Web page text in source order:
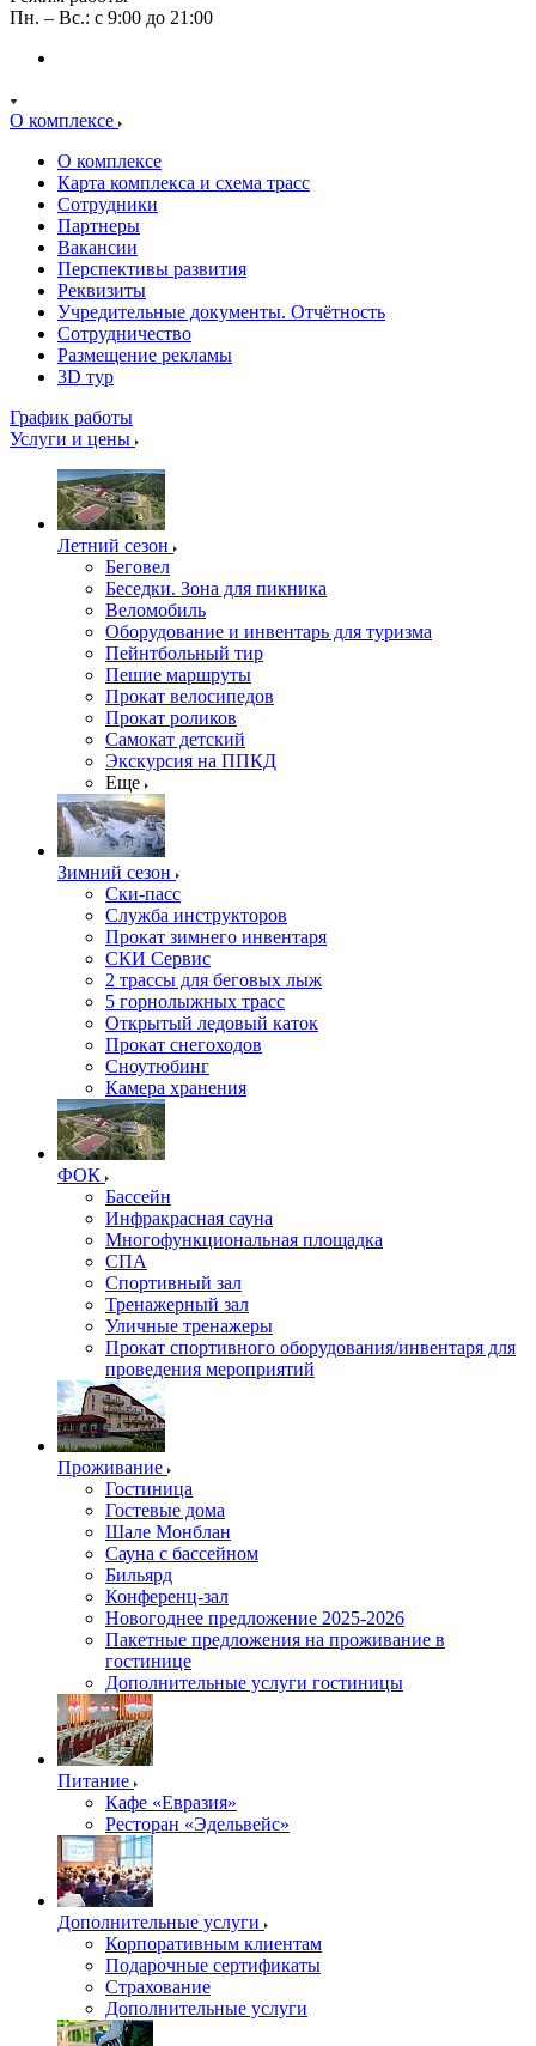
Пн. – Вс.: с 9:00 до 21:00
О комплексе
О комплексе
Карта комплекса и схема трасс
Сотрудники
Партнеры
Вакансии
Перспективы развития
Реквизиты
Учредительные документы. Отчётность
Сотрудничество
Размещение рекламы
3D тур
График работы
Услуги и цены
Летний сезон
Беговел
Беседки. Зона для пикника
Веломобиль
Оборудование и инвентарь для туризма
Пейнтбольный тир
Пешие маршруты
Прокат велосипедов
Прокат роликов
Самокат детский
Экскурсия на ППКД
Еще
Зимний сезон
Ски-пасс
Служба инструкторов
Прокат зимнего инвентаря
СКИ Сервис
2 трассы для беговых лыж
5 горнолыжных трасс
Открытый ледовый каток
Прокат снегоходов
Сноутюбинг
Камера хранения
ФОК
Бассейн
Инфракрасная сауна
Многофункциональная площадка
СПА
Спортивный зал
Тренажерный зал
Уличные тренажеры
Прокат спортивного оборудования/инвентаря для
проведения мероприятий
Проживание
Гостиница
Гостевые дома
Шале Монблан
Сауна с бассейном
Бильярд
Конференц-зал
Новогоднее предложение 2025-2026
Пакетные предложения на проживание в
гостинице
Дополнительные услуги гостиницы
Питание
Кафе «Евразия»
Ресторан «Эдельвейс»
Дополнительные услуги
Корпоративным клиентам
Подарочные сертификаты
Страхование
Дополнительные услуги